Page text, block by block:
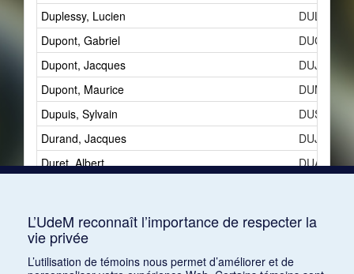
Duplessy, Lucien
DULd
Dupont, Gabriel
DUGb
Dupont, Jacques
DUJ
Dupont, Maurice
DUMd
Dupuis, Sylvain
DUS
Durand, Jacques
DUJb
Duret, Albert
DUAa
Dwelshauvers[-Dery], [Félix-Victor]
L’UdeM reconnaît l’importance de respecter la
vie privée
L’utilisation de témoins nous permet d’améliorer et de